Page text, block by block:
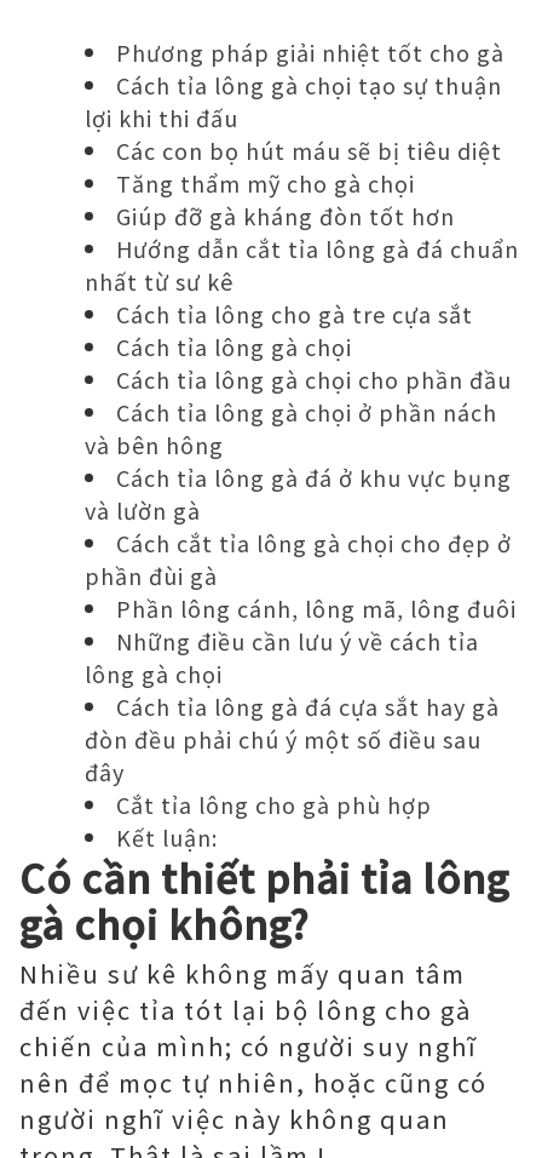
Phương pháp giải nhiệt tốt cho gà
Cách tỉa lông gà chọi tạo sự thuận
lợi khi thi đấu
Các con bọ hút máu sẽ bị tiêu diệt
Tăng thẩm mỹ cho gà chọi
Giúp đỡ gà kháng đòn tốt hơn
Hướng dẫn cắt tỉa lông gà đá chuẩn
nhất từ sư kê
Cách tỉa lông cho gà tre cựa sắt
Cách tỉa lông gà chọi
Cách tỉa lông gà chọi cho phần đầu
Cách tỉa lông gà chọi ở phần nách
và bên hông
Cách tỉa lông gà đá ở khu vực bụng
và lườn gà
Cách cắt tỉa lông gà chọi cho đẹp ở
phần đùi gà
Phần lông cánh, lông mã, lông đuôi
Những điều cần lưu ý về cách tỉa
lông gà chọi
Cách tỉa lông gà đá cựa sắt hay gà
đòn đều phải chú ý một số điều sau
đây
Cắt tỉa lông cho gà phù hợp
Kết luận:
Có cần thiết phải tỉa lông
gà chọi không?
Nhiều sư kê không mấy quan tâm
đến việc tỉa tót lại bộ lông cho gà
chiến của mình; có người suy nghĩ
nên để mọc tự nhiên, hoặc cũng có
người nghĩ việc này không quan